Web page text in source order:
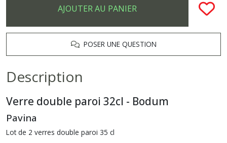
AJOUTER AU PANIER
POSER UNE QUESTION
Description
Verre double paroi 32cl - Bodum
Pavina
Lot de 2 verres double paroi 35 cl